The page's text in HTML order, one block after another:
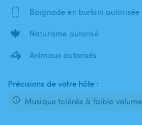
🩱 Baignade en burkini autorisée
🍁 Naturisme autorisé
🦓 Animaux autorisés
Précisions de votre hôte :
Musique tolérée à faible volume